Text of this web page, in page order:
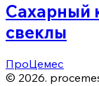
Сахарный
свеклы
ПроЦемес
© 2026.